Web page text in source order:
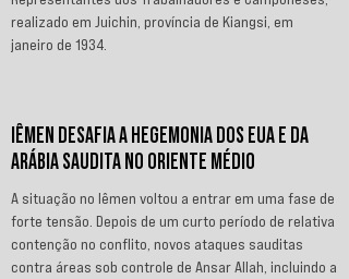
realizado em Juichin, província de Kiangsi, em
janeiro de 1934.
IÊMEN DESAFIA A HEGEMONIA DOS EUA E DA
ARÁBIA SAUDITA NO ORIENTE MÉDIO
A situação no Iêmen voltou a entrar em uma fase de
forte tensão. Depois de um curto período de relativa
contenção no conflito, novos ataques sauditas
contra áreas sob controle de Ansar Allah, incluindo a